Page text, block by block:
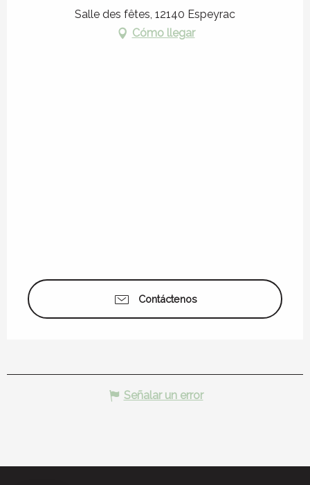
Salle des fêtes, 12140 Espeyrac
Cómo llegar
Contáctenos
Señalar un error